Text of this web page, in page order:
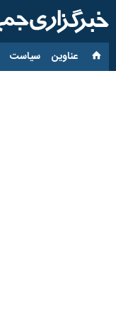
عناوین‌ سیاست